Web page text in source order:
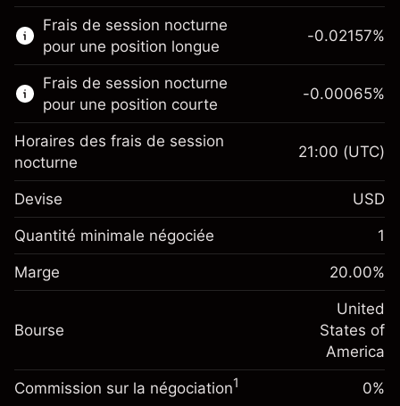
Ce marché financier est disponible pour le
trading de CFD.
En savoir plus sur :
CFD
Frais de session nocturne
pour une position longue
Marge. Votre
investissement
Ajustement des fonds de
Frais sur la valeur totale de la
-0.021568
%
(-$1.08)
Taille de la position avec effet de levier
Valeur nominale avec effet de levier
-0.02157%
Frais de session nocturne
pour une position courte
Marge. Votre
$1,000.00
de overnight
position
-0.000654
%
(-$0.03)
Taille de la position avec effet de levier
-0.00065%
Horaires des frais de session
nocturne
21:00 (UTC)
Devise USD
Quantité minimale négociée 1
Marge 20.00%
Bourse
United
States of
America
Commission sur la négociation1 0%